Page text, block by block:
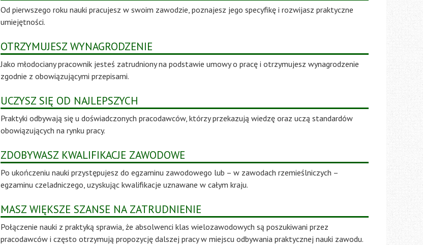
Od pierwszego roku nauki pracujesz w swoim zawodzie, poznajesz jego specyfikę i rozwijasz praktyczne
umiejętności.
OTRZYMUJESZ WYNAGRODZENIE
Jako młodociany pracownik jesteś zatrudniony na podstawie umowy o pracę i otrzymujesz wynagrodzenie
zgodnie z obowiązującymi przepisami.
UCZYSZ SIĘ OD NAJLEPSZYCH
Praktyki odbywają się u doświadczonych pracodawców, którzy przekazują wiedzę oraz uczą standardów
obowiązujących na rynku pracy.
ZDOBYWASZ KWALIFIKACJE ZAWODOWE
Po ukończeniu nauki przystępujesz do egzaminu zawodowego lub – w zawodach rzemieślniczych –
egzaminu czeladniczego, uzyskując kwalifikacje uznawane w całym kraju.
MASZ WIĘKSZE SZANSE NA ZATRUDNIENIE
Połączenie nauki z praktyką sprawia, że absolwenci klas wielozawodowych są poszukiwani przez
pracodawców i często otrzymują propozycję dalszej pracy w miejscu odbywania praktycznej nauki zawodu.